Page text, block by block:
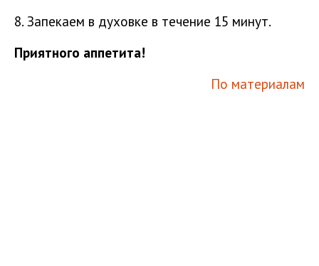
8. Запекаем в духовке в течение 15 минут.
Приятного аппетита!
По материалам